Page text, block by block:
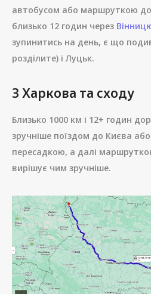
автобусом або маршруткою
близько 12 годин через
зупинитись на день, є що
розділите) і Луцьк.
З Харкова та сходу
Близько 1000 км і 12+ годин
зручніше поїздом до Києва
пересадкою, а далі
вирішує чим зручніше.